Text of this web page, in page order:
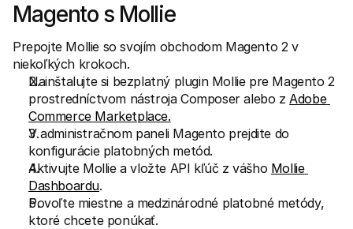
Magento s Mollie
Prepojte Mollie so svojím obchodom Magento 2 v
niekoľkých krokoch.
Nainštalujte si bezplatný plugin Mollie pre Magento 2
prostredníctvom nástroja Composer alebo z Adobe
Commerce Marketplace.
V administračnom paneli Magento prejdite do
konfigurácie platobných metód.
Aktivujte Mollie a vložte API kľúč z vášho Mollie
Dashboardu.
Povoľte miestne a medzinárodné platobné metódy,
ktoré chcete ponúkať.